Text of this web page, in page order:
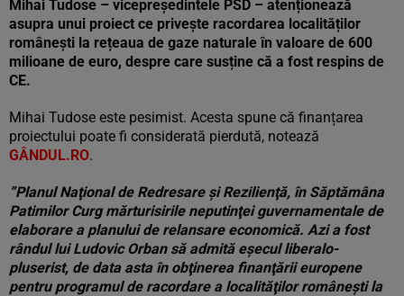
Mihai Tudose – vicepreședintele PSD – atenționează
asupra unui proiect ce privește racordarea localităților
românești la rețeaua de gaze naturale în valoare de 600
milioane de euro, despre care susține că a fost respins de
CE.
Mihai Tudose este pesimist. Acesta spune că finanțarea
proiectului poate fi considerată pierdută, notează
GÂNDUL.RO.
”Planul Naţional de Redresare şi Rezilienţă, în Săptămâna
Patimilor Curg mărturisirile neputinţei guvernamentale de
elaborare a planului de relansare economică. Azi a fost
rândul lui Ludovic Orban să admită eşecul liberalo-
pluserist, de data asta în obţinerea finanţării europene
pentru programul de racordare a localităţilor româneşti la